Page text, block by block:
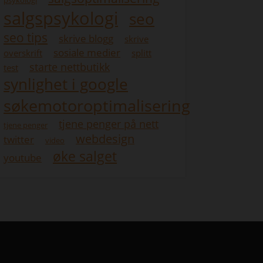
salgspsykologi seo
seo tips skrive blogg
skrive
overskrift
sosiale medier
splitt
test
starte nettbutikk
synlighet i google
søkemotoroptimalisering
tjene penger tjene penger på nett
twitter video webdesign
youtube øke salget